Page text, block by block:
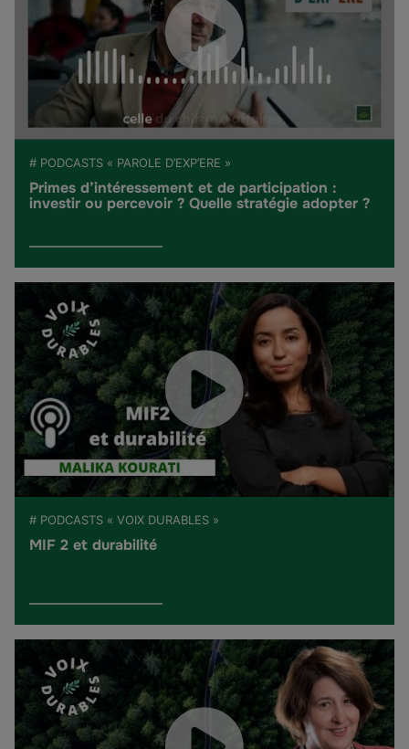
# PODCASTS « PAROLE D’EXP’ERE »
Primes d’intéressement et de participation :
investir ou percevoir ? Quelle stratégie adopter ?
# PODCASTS « VOIX DURABLES »
MIF 2 et durabilité